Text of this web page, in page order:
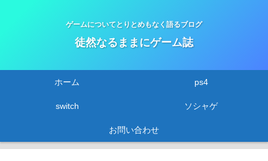
ゲームについてとりとめもなく語るブログ
徒然なるままにゲーム誌
ホーム ps4
switch ソシャゲ
お問い合わせ